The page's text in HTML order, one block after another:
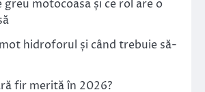
greu motocoasa și ce rol are o
hidroforul și când trebuie să-
fir merită în 2026?